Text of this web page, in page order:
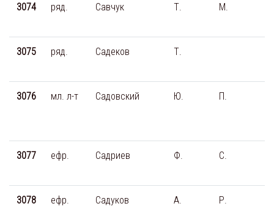
3074 ряд. Савчук Т. М.
3075 ряд. Садеков Т.
3076 мл. л-т Садовский Ю. П.
3077 ефр. Садриев Ф. С.
3078 ефр. Садуков А. Р.